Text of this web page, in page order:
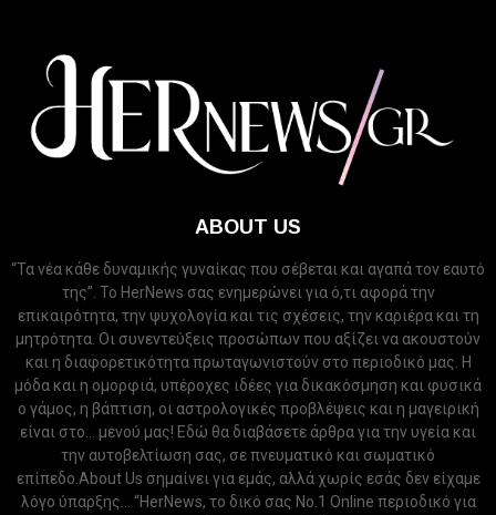
ABOUT US
“Τα νέα κάθε δυναμικής γυναίκας που σέβεται και αγαπά τον εαυτό
της”. Το HerNews σας ενημερώνει για ό,τι αφορά την
επικαιρότητα, την ψυχολογία και τις σχέσεις, την καριέρα και τη
μητρότητα. Οι συνεντεύξεις προσώπων που αξίζει να ακουστούν
και η διαφορετικότητα πρωταγωνιστούν στο περιοδικό μας. Η
μόδα και η ομορφιά, υπέροχες ιδέες για δικακόσμηση και φυσικά
ο γάμος, η βάπτιση, οι αστρολογικές προβλέψεις και η μαγειρική
είναι στο... μενού μας! Εδώ θα διαβάσετε άρθρα για την υγεία και
την αυτοβελτίωση σας, σε πνευματικό και σωματικό
επίπεδο.About Us σημαίνει για εμάς, αλλά χωρίς εσάς δεν είχαμε
λόγο ύπαρξης... “HerNews, το δικό σας Νo.1 Online περιοδικό για